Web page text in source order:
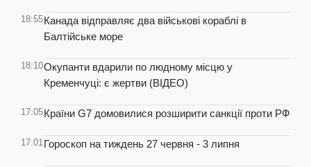
18:55Канада відправляє два військові кораблі в
Балтійське море
18:10Окупанти вдарили по людному місцю у
Кременчуці: є жертви (ВІДЕО)
17:05Країни G7 домовилися розширити санкції проти РФ
17:01Гороскоп на тиждень 27 червня - 3 липня